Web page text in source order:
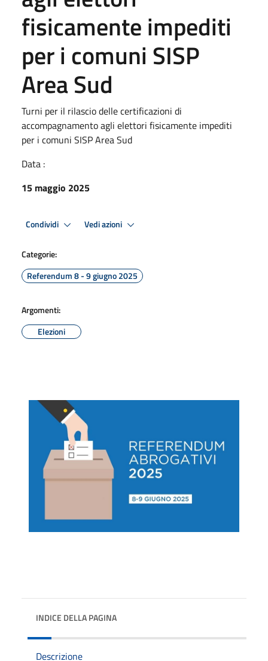
fisicamente impediti
per i comuni SISP
Area Sud
Turni per il rilascio delle certificazioni di
accompagnamento agli elettori fisicamente impediti
per i comuni SISP Area Sud
Data :
15 maggio 2025
Condividi Vedi azioni
Categorie:
Referendum 8 - 9 giugno 2025
Argomenti:
Elezioni
INDICE DELLA PAGINA
Descrizione